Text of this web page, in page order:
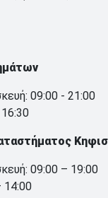
09:00 - 21:00
09:00 – 19:00
14:00